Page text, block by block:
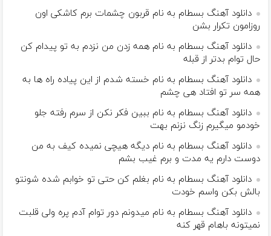
دانلود آهنگ بسطام به نام قربون چشمات برم کاشکی اون
روزامون تکرار بشن
دانلود آهنگ بسطام به نام همه زدن من نزدم به تو پیدام کن
حال توام بدتر از قبله
دانلود آهنگ بسطام به نام خسته شدم از این پیاده راه ها به
همه سر تو افتاد هی چشم
دانلود آهنگ بسطام به نام ببین فکر نکن از سرم رفته جلو
خودمو میگیرم زنگ نزنم بهت
دانلود آهنگ بسطام به نام دیگه هیچی نمیده کیف به من
دوست دارم یه مدت و برم غیب بشم
دانلود آهنگ بسطام به نام بغلم کن حتی تو خوابم شده شونتو
بالش بکن واسم خودت
دانلود آهنگ بسطام به نام میدونم دور توام آدم پره ولی قلبت
نمیتونه باهام قهر کنه